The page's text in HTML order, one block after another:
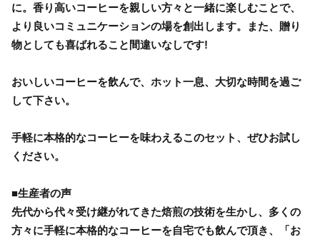
に。香り高いコーヒーを親しい方々と一緒に楽しむことで、
より良いコミュニケーションの場を創出します。また、贈り
物としても喜ばれること間違いなしです!
おいしいコーヒーを飲んで、ホット一息、大切な時間を過ご
して下さい。
手軽に本格的なコーヒーを味わえるこのセット、ぜひお試し
ください。
■生産者の声
先代から代々受け継がれてきた焙煎の技術を生かし、多くの
方々に手軽に本格的なコーヒーを自宅でも飲んで頂き、「お